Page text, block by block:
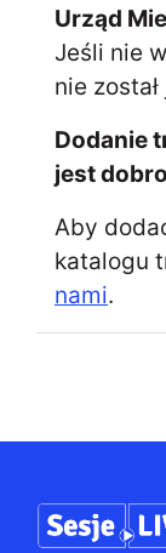
Urząd
Jeśli nie
nie
Dodanie
jest
Aby
katalogu
nami.